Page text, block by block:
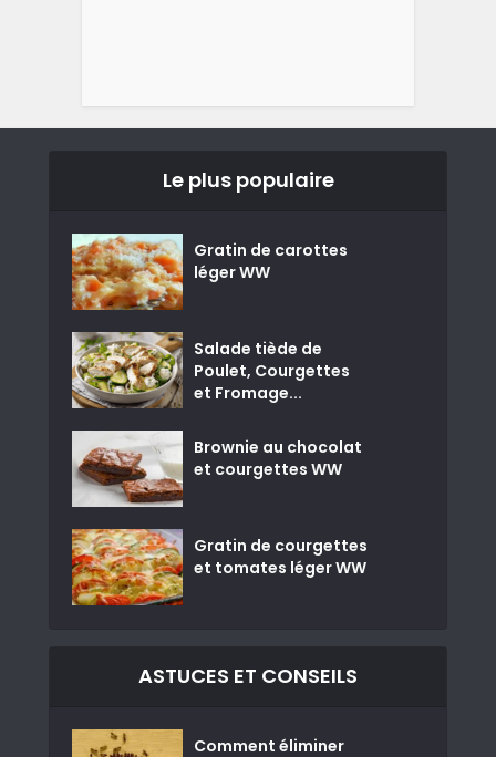
Le plus populaire
Gratin de carottes
léger WW
Salade tiède de
Poulet, Courgettes
et Fromage...
Brownie au chocolat
et courgettes WW
Gratin de courgettes
et tomates léger WW
ASTUCES ET CONSEILS
Comment éliminer